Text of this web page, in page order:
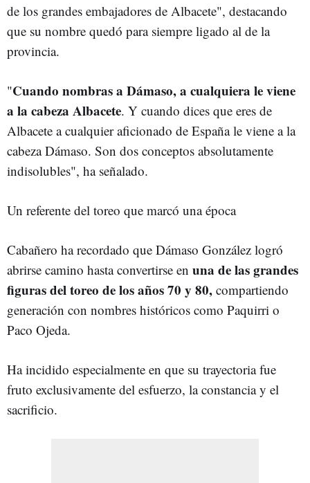
de los grandes embajadores de Albacete", destacando
que su nombre quedó para siempre ligado al de la
provincia.
"Cuando nombras a Dámaso, a cualquiera le viene
a la cabeza Albacete. Y cuando dices que eres de
Albacete a cualquier aficionado de España le viene a la
cabeza Dámaso. Son dos conceptos absolutamente
indisolubles", ha señalado.
Un referente del toreo que marcó una época
Cabañero ha recordado que Dámaso González logró
abrirse camino hasta convertirse en una de las grandes
figuras del toreo de los años 70 y 80, compartiendo
generación con nombres históricos como Paquirri o
Paco Ojeda.
Ha incidido especialmente en que su trayectoria fue
fruto exclusivamente del esfuerzo, la constancia y el
sacrificio.